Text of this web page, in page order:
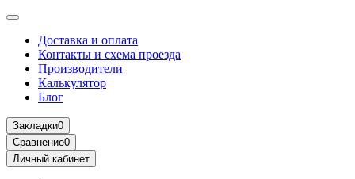
Доставка и оплата
Контакты и схема проезда
Производители
Калькулятор
Блог
Закладки0
Сравнение0
Личный кабинет